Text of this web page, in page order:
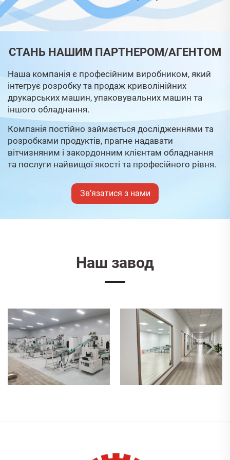
СТАНЬ НАШИМ ПАРТНЕРОМ/АГЕНТОМ
Наша компанія є професійним виробником, який
інтегрує розробку та продаж криволінійних
друкарських машин, упаковувальних машин та
іншого обладнання.
Компанія постійно займається дослідженнями та
розробками продуктів, прагне надавати
вітчизняним і закордонним клієнтам обладнання
та послуги найвищої якості та професійного рівня.
Зв’язатися з нами
Наш завод